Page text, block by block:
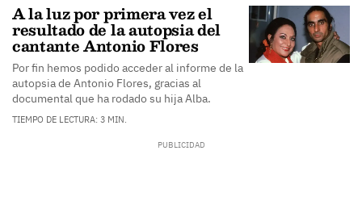
A la luz por primera vez el
resultado de la autopsia del
cantante Antonio Flores
Por fin hemos podido acceder al informe de la
autopsia de Antonio Flores, gracias al
documental que ha rodado su hija Alba.
TIEMPO DE LECTURA: 3 MIN.